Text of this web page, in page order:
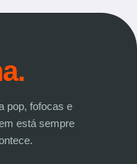
pop, fofocas e
está sempre